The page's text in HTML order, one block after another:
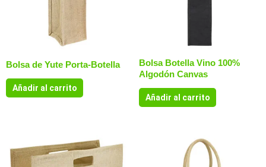
Bolsa de Yute Porta-Botella
Añadir al carrito
Bolsa Botella Vino 100%
Algodón Canvas
Añadir al carrito